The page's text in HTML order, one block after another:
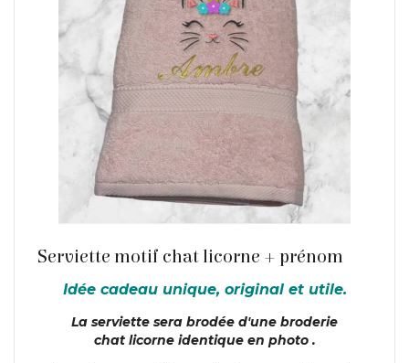
Serviette motif chat licorne + prénom
Idée cadeau unique, original et utile.
La serviette sera brodée d'une broderie
chat licorne identique en photo .